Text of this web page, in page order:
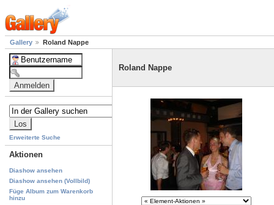
Gallery Roland Nappe
Erweiterte Suche
Aktionen
Diashow ansehen
Diashow ansehen (Vollbild)
Füge Album zum Warenkorb
hinzu
Roland Nappe